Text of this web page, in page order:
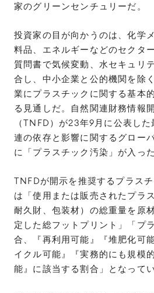
家のグリーンセンチュリーだ。
投資家の目が向かうのは、化学
料品、エネルギーなどのセクタ
質問書で気候変動、水セキュリ
合し、中小企業と公的機関を除
業にプラスチックに関する基本
る見通しだ。自然関連財務情報
（TNFD）が23年9月に公表し
連の依存と影響に関するグロー
に「プラスチック汚染」が入った
TNFDが開示を推奨するプラス
は「使用または販売されたプラ
耐久財、包装材）の総重量を原
定した総フットプリント」「プ
合、『再利用可能』『堆肥化可
イクル可能』『実務的にも規模
能』に該当する割合」となってい